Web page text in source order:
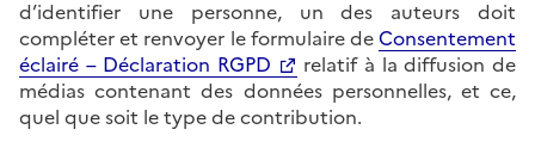
d’identifier une personne, un des auteurs doit
compléter et renvoyer le formulaire de Consentement
éclairé – Déclaration RGPD
relatif à la diffusion de
médias contenant des données personnelles, et ce,
quel que soit le type de contribution.